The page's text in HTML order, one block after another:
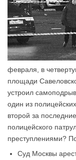
февраля, в
площади
устроил
один из
второй за
полицейского
преступлениями?
Суд Москвы